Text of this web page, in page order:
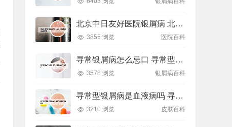
北京中日友好医院银屑病 北京中日友好医院银屑病专家
3855 浏览 医院百科
寻常银屑病怎么忌口 寻常型银屑病有什么忌口
3578 浏览 银屑病百科
寻常型银屑病是血液病吗 寻常型银屑病能活多久
3210 浏览 皮肤百科